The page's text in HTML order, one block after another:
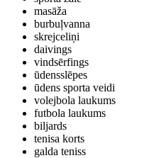
masāža
burbuļvanna
skrejceliņi
daivings
vindsērfings
ūdensslēpes
ūdens sporta veidi
volejbola laukums
futbola laukums
biljards
tenisa korts
galda teniss